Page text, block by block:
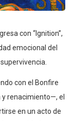
con “Ignition”,
emocional del
con el Bonfire
renacimiento—, el
en un acto de